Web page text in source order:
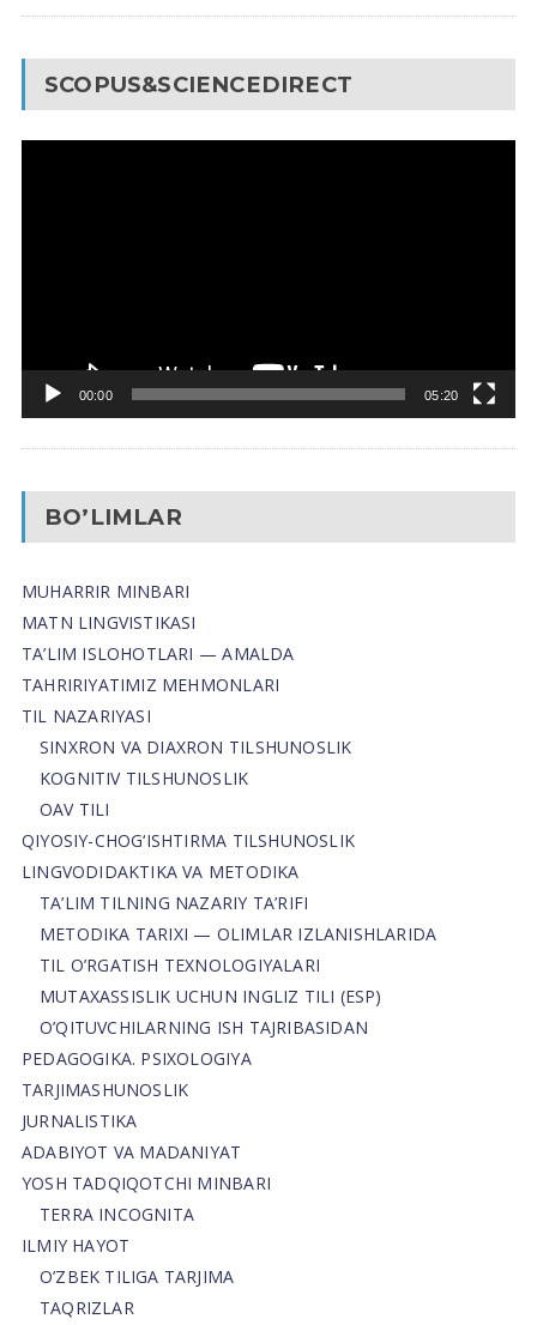
SCOPUS&SCIENCEDIRECT
00:00 05:20
BO’LIMLAR
MUHARRIR MINBARI
MATN LINGVISTIKASI
TA’LIM ISLOHOTLARI — AMALDA
TAHRIRIYATIMIZ MEHMONLARI
TIL NAZARIYASI
SINXRON VA DIAXRON TILSHUNOSLIK
KOGNITIV TILSHUNOSLIK
OAV TILI
QIYOSIY-CHOG‘ISHTIRMA TILSHUNOSLIK
LINGVODIDAKTIKA VA METODIKA
TA’LIM TILNING NAZARIY TA’RIFI
METODIKA TARIXI — OLIMLAR IZLANISHLARIDA
TIL O’RGATISH TEXNOLOGIYALARI
MUTAXASSISLIK UCHUN INGLIZ TILI (ESP)
O’QITUVCHILARNING ISH TAJRIBASIDAN
PEDAGOGIKA. PSIXOLOGIYA
TARJIMASHUNOSLIK
JURNALISTIKA
ADABIYOT VA MADANIYAT
YOSH TADQIQOTCHI MINBARI
TERRA INCOGNITA
ILMIY HAYOT
O’ZBEK TILIGA TARJIMA
TAQRIZLAR